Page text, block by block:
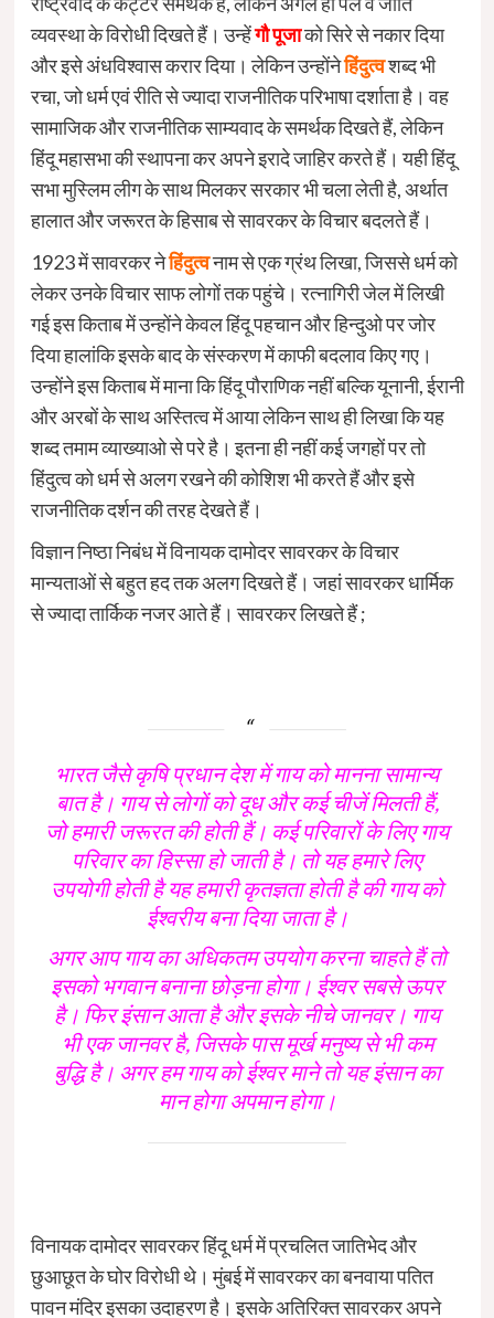
व्यवस्था के विरोधी दिखते हैं। उन्हेंगौ पूजाको सिरे से नकार दिया
और इसे अंधविश्वास करार दिया। लेकिन उन्होंनेहिंदुत्वशब्द भी
रचा, जो धर्म एवं रीति से ज्यादा राजनीतिक परिभाषा दर्शाता है। वह
सामाजिक और राजनीतिक साम्यवाद के समर्थक दिखते हैं, लेकिन
हिंदू महासभा की स्थापना कर अपने इरादे जाहिर करते हैं। यही हिंदू
सभा मुस्लिम लीग के साथ मिलकर सरकार भी चला लेती है, अर्थात
हालात और जरूरत के हिसाब से सावरकर के विचार बदलते हैं।
1923 में सावरकर नेहिंदुत्वनाम से एक ग्रंथ लिखा, जिससे धर्म को
लेकर उनके विचार साफ लोगों तक पहुंचे। रत्नागिरी जेल में लिखी
गई इस किताब में उन्होंने केवल हिंदू पहचान और हिन्दुओ पर जोर
दिया हालांकि इसके बाद के संस्करण में काफी बदलाव किए गए।
उन्होंने इस किताब में माना कि हिंदू पौराणिक नहीं बल्कि यूनानी, ईरानी
और अरबों के साथ अस्तित्व में आया लेकिन साथ ही लिखा कि यह
शब्द तमाम व्याख्याओ से परे है। इतना ही नहीं कई जगहों पर तो
हिंदुत्व को धर्म से अलग रखने की कोशिश भी करते हैं और इसे
राजनीतिक दर्शन की तरह देखते हैं।
विज्ञान निष्ठा निबंध में विनायक दामोदर सावरकर के विचार
मान्यताओं से बहुत हद तक अलग दिखते हैं। जहां सावरकर धार्मिक
से ज्यादा तार्किक नजर आते हैं। सावरकर लिखते हैं ;
भारत जैसे कृषि प्रधान देश में गाय को मानना सामान्य
बात है। गाय से लोगों को दूध और कई चीजें मिलती हैं,
जो हमारी जरूरत की होती हैं। कई परिवारों के लिए गाय
परिवार का हिस्सा हो जाती है। तो यह हमारे लिए
उपयोगी होती है यह हमारी कृतज्ञता होती है की गाय को
ईश्वरीय बना दिया जाता है।
अगर आप गाय का अधिकतम उपयोग करना चाहते हैं तो
इसको भगवान बनाना छोड़ना होगा। ईश्वर सबसे ऊपर
है। फिर इंसान आता है और इसके नीचे जानवर। गाय
भी एक जानवर है, जिसके पास मूर्ख मनुष्य से भी कम
बुद्धि है। अगर हम गाय को ईश्वर माने तो यह इंसान का
मान होगा अपमान होगा।
विनायक दामोदर सावरकर हिंदू धर्म में प्रचलित जातिभेद और
छुआछूत के घोर विरोधी थे। मुंबई में सावरकर का बनवाया पतित
पावन मंदिर इसका उदाहरण है। इसके अतिरिक्त सावरकर अपने